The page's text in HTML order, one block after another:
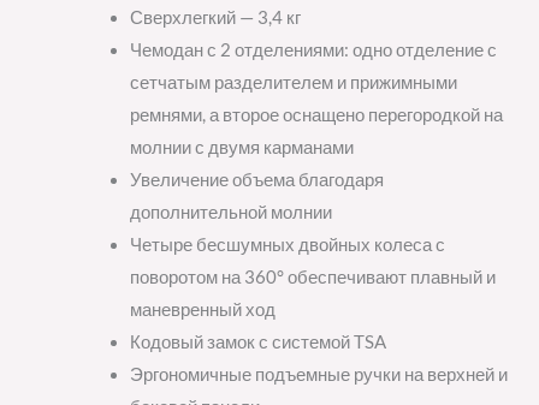
Сверхлегкий — 3,4 кг
Чемодан с 2 отделениями: одно отделение с
сетчатым разделителем и прижимными
ремнями, а второе оснащено перегородкой на
молнии с двумя карманами
Увеличение объема благодаря
дополнительной молнии
Четыре бесшумных двойных колеса с
поворотом на 360° обеспечивают плавный и
маневренный ход
Кодовый замок с системой TSA
Эргономичные подъемные ручки на верхней и